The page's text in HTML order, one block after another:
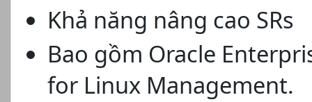
Khả năng nâng cao SRs
Bao gồm Oracle
for Linux Management.